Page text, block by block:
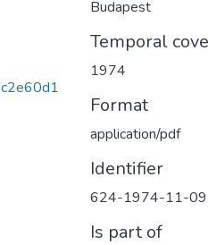
Budapest
Temporal
1974
Format
application/pdf
Identifier
624-1974-11-
Is part of